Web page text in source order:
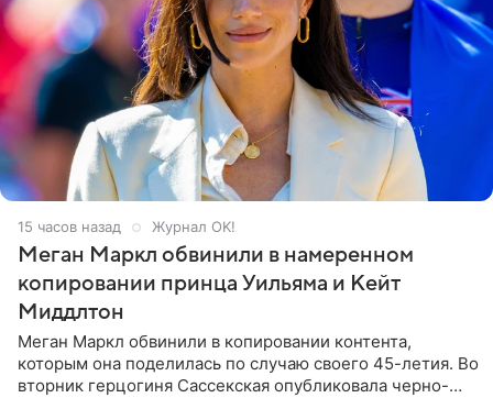
15 часов назад Журнал OK!
Меган Маркл обвинили в намеренном
копировании принца Уильяма и Кейт
Миддлтон
Меган Маркл обвинили в копировании контента,
которым она поделилась по случаю своего 45-летия. Во
вторник герцогиня Сассекская опубликовала черно-